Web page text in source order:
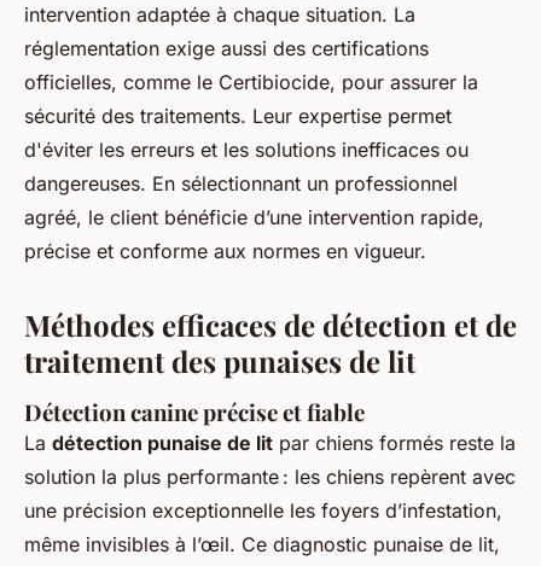
intervention adaptée à chaque situation. La
réglementation exige aussi des certifications
officielles, comme le Certibiocide, pour assurer la
sécurité des traitements. Leur expertise permet
d'éviter les erreurs et les solutions inefficaces ou
dangereuses. En sélectionnant un professionnel
agréé, le client bénéficie d’une intervention rapide,
précise et conforme aux normes en vigueur.
Méthodes efficaces de détection et de
traitement des punaises de lit
Détection canine précise et fiable
La détection punaise de lit par chiens formés reste la
solution la plus performante : les chiens repèrent avec
une précision exceptionnelle les foyers d’infestation,
même invisibles à l’œil. Ce diagnostic punaise de lit,